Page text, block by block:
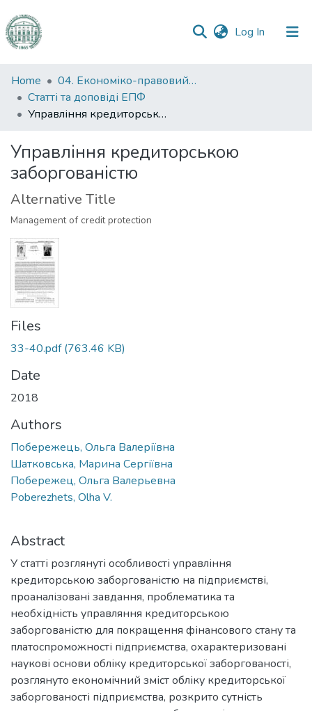
Log In (current)
Communities
&
Collections
Statistics
Home
04. Економіко-правовий факультет
Статті та доповіді ЕПФ
Управління кредиторською заборгованістю
Управління кредиторською
заборгованістю
Alternative Title
Management of credit protection
Files
33-40.pdf(763.46 KB)
Date
2018
Authors
Побережець, Ольга Валеріївна
Шатковська, Марина Сергіївна
Побережец, Ольга Валерьевна
Poberezhets, Olha V.
Abstract
У статті розглянуті особливості управління
кредиторською заборгованістю на підприємстві,
проаналізовані завдання, проблематика та
необхідність управляння кредиторською
заборгованістю для покращення фінансового стану та
платоспроможності підприємства, охарактеризовані
наукові основи обліку кредиторської заборгованості,
розглянуто економічний зміст обліку кредиторської
заборгованості підприємства, розкрито сутність